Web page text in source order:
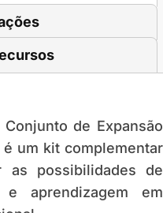
de Expansão
é um kit complementar
as possibilidades de
e aprendizagem em